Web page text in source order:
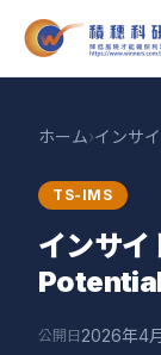
ホーム›インサ
TS-IMS
インサ
公開日 2026年4